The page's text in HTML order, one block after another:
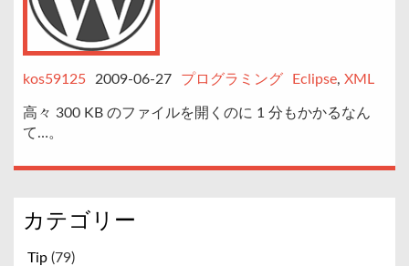
kos59125 2009-06-27 プログラミング Eclipse, XML
高々 300 KB のファイルを開くのに 1 分もかかるなん
て…。
カテゴリー
Tip (79)